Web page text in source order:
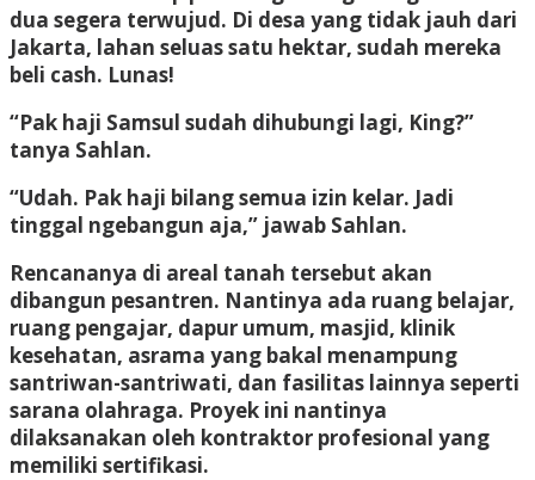
dua segera terwujud. Di desa yang tidak jauh dari
Jakarta, lahan seluas satu hektar, sudah mereka
beli cash. Lunas!
“Pak haji Samsul sudah dihubungi lagi, King?”
tanya Sahlan.
“Udah. Pak haji bilang semua izin kelar. Jadi
tinggal ngebangun aja,” jawab Sahlan.
Rencananya di areal tanah tersebut akan
dibangun pesantren. Nantinya ada ruang belajar,
ruang pengajar, dapur umum, masjid, klinik
kesehatan, asrama yang bakal menampung
santriwan-santriwati, dan fasilitas lainnya seperti
sarana olahraga. Proyek ini nantinya
dilaksanakan oleh kontraktor profesional yang
memiliki sertifikasi.